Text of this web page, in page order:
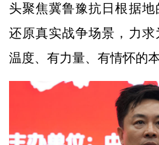
头聚焦冀鲁豫抗日根据
还原真实战争场景，力
温度、有力量、有情怀的